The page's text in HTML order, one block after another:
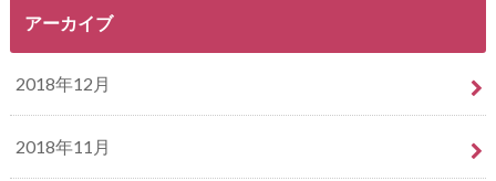
アーカイブ
2018年12月
2018年11月